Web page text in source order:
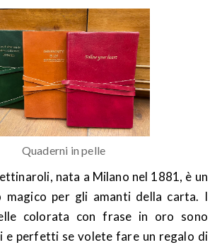
Quaderni in pelle
nata a Milano nel 1881, è un
magico per gli amanti della carta. I
colorata con frase in oro sono
e perfetti se volete fare un regalo di